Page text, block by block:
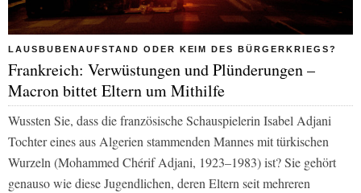
LAUSBUBENAUFSTAND ODER KEIM DES BÜRGERKRIEGS?
Frankreich: Verwüstungen und Plünderungen –
Macron bittet Eltern um Mithilfe
Wussten Sie, dass die französische Schauspielerin Isabel Adjani
Tochter eines aus Algerien stammenden Mannes mit türkischen
Wurzeln (Mohammed Chérif Adjani, 1923–1983) ist? Sie gehört
genauso wie diese Jugendlichen, deren Eltern seit mehreren